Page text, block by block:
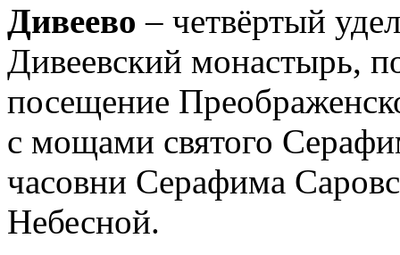
Дивеево – четвёртый
Дивеевский монастырь,
посещение
с мощами святого
часовни Серафима
Небесной.